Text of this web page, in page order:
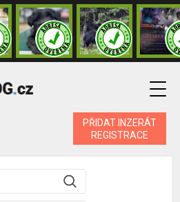
PŘIDAT INZERÁT
REGISTRACE